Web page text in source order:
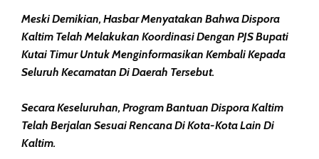
Meski Demikian, Hasbar Menyatakan Bahwa Dispora
Kaltim Telah Melakukan Koordinasi Dengan PJS Bupati
Kutai Timur Untuk Menginformasikan Kembali Kepada
Seluruh Kecamatan Di Daerah Tersebut.
Secara Keseluruhan, Program Bantuan Dispora Kaltim
Telah Berjalan Sesuai Rencana Di Kota-Kota Lain Di
Kaltim.